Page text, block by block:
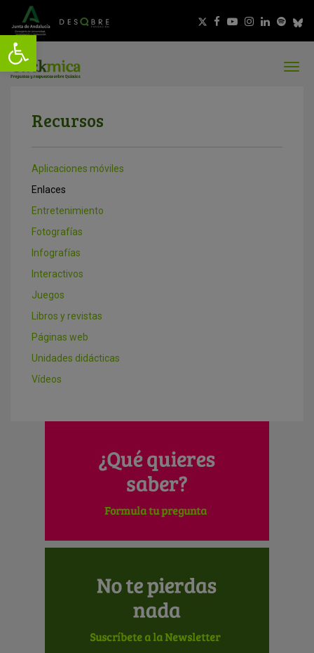
Recursos
Aplicaciones móviles
Enlaces
Entretenimiento
Fotografías
Infografías
Interactivos
Juegos
Libros y revistas
Páginas web
Unidades didácticas
Vídeos